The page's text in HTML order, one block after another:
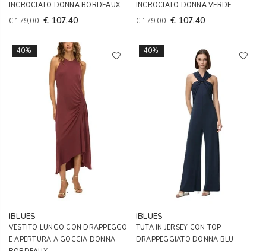
INCROCIATO DONNA BORDEAUX
€ 179,00 € 107,40
INCROCIATO DONNA VERDE
€ 179,00 € 107,40
40%
IBLUES
VESTITO LUNGO CON DRAPPEGGO
E APERTURA A GOCCIA DONNA
40%
IBLUES
TUTA IN JERSEY CON TOP
DRAPPEGGIATO DONNA BLU